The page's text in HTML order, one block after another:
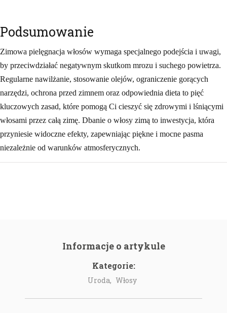
Podsumowanie
Zimowa pielęgnacja włosów wymaga specjalnego podejścia i uwagi,
by przeciwdziałać negatywnym skutkom mrozu i suchego powietrza.
Regularne nawilżanie, stosowanie olejów, ograniczenie gorących
narzędzi, ochrona przed zimnem oraz odpowiednia dieta to pięć
kluczowych zasad, które pomogą Ci cieszyć się zdrowymi i lśniącymi
włosami przez całą zimę. Dbanie o włosy zimą to inwestycja, która
przyniesie widoczne efekty, zapewniając piękne i mocne pasma
niezależnie od warunków atmosferycznych.
Informacje o artykule
Kategorie:
Uroda, Włosy